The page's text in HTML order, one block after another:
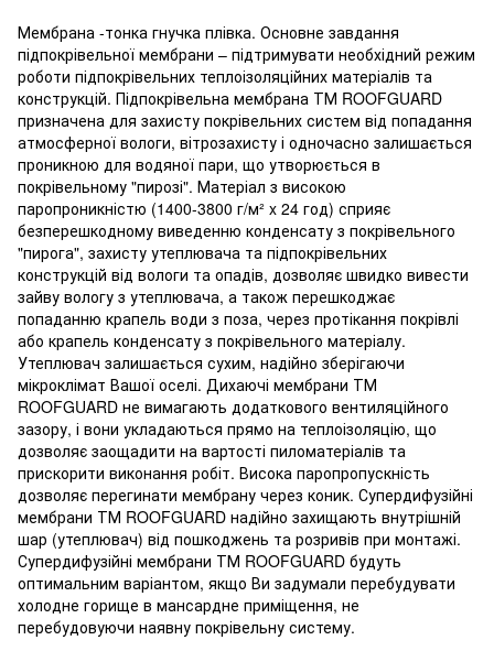
Мембрана -тонка гнучка плівка. Основне завдання
підпокрівельної мембрани – підтримувати необхідний режим
роботи підпокрівельних теплоізоляційних матеріалів та
конструкцій. Підпокрівельна мембрана ТМ ROOFGUARD
призначена для захисту покрівельних систем від попадання
атмосферної вологи, вітрозахисту і одночасно залишається
проникною для водяної пари, що утворюється в
покрівельному "пирозі". Матеріал з високою
паропроникністю (1400-3800 г/м² x 24 год) сприяє
безперешкодному виведенню конденсату з покрівельного
"пирога", захисту утеплювача та підпокрівельних
конструкцій від вологи та опадів, дозволяє швидко вивести
зайву вологу з утеплювача, а також перешкоджає
попаданню крапель води з поза, через протікання покрівлі
або крапель конденсату з покрівельного матеріалу.
Утеплювач залишається сухим, надійно зберігаючи
мікроклімат Вашої оселі. Дихаючі мембрани ТМ
ROOFGUARD не вимагають додаткового вентиляційного
зазору, і вони укладаються прямо на теплоізоляцію, що
дозволяє заощадити на вартості пиломатеріалів та
прискорити виконання робіт. Висока паропропускність
дозволяє перегинати мембрану через коник. Супердифузійні
мембрани ТМ ROOFGUARD надійно захищають внутрішній
шар (утеплювач) від пошкоджень та розривів при монтажі.
Супердифузійні мембрани ТМ ROOFGUARD будуть
оптимальним варіантом, якщо Ви задумали перебудувати
холодне горище в мансардне приміщення, не
перебудовуючи наявну покрівельну систему.